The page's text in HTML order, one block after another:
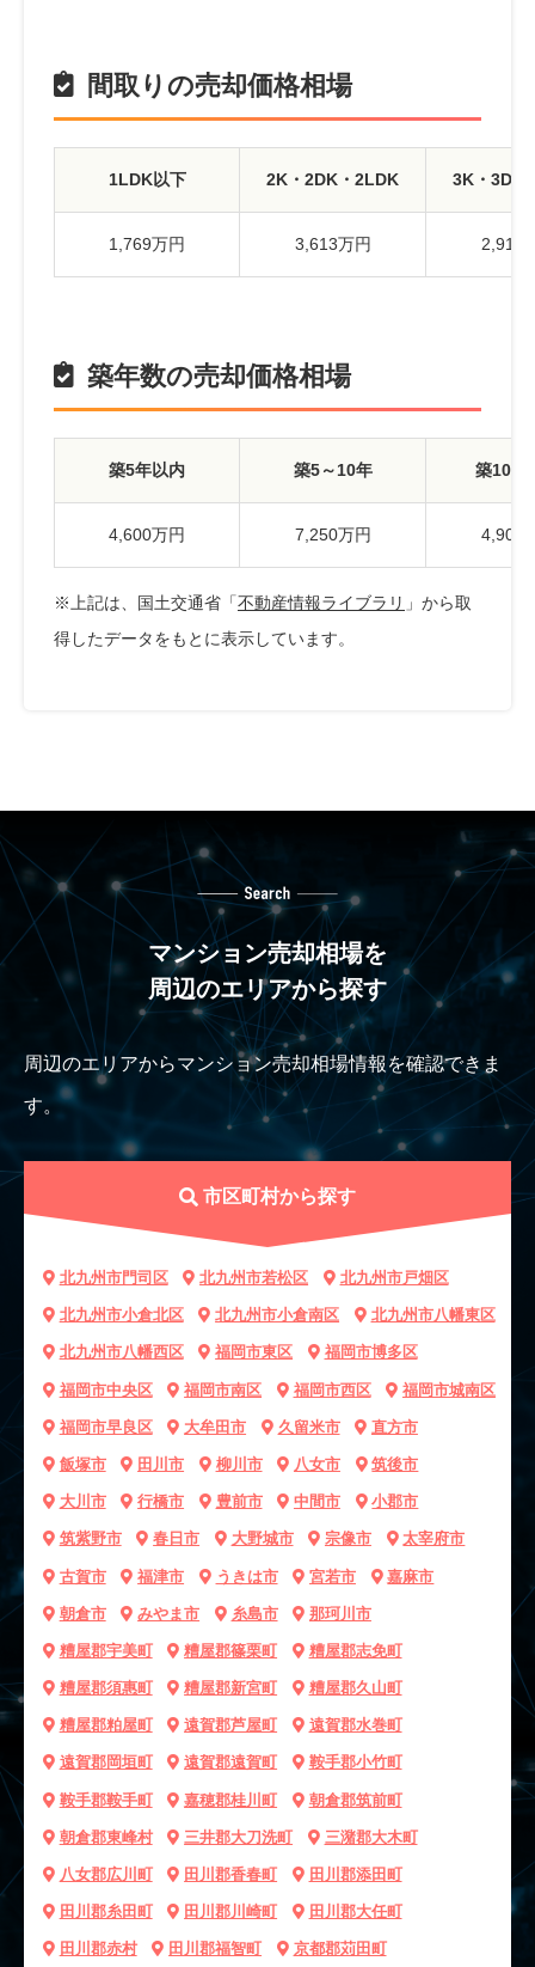
間取りの売却価格相場
1LDK以下 2K・2DK・2LDK 3K・3DK
1,769万円 3,613万円 2,919
築年数の売却価格相場
築5年以内 築5～10年 築10～
4,600万円 7,250万円 4,900
※上記は、国土交通省「不動産情報ライブラリ 」から取
得したデータをもとに表示しています。
マンション売却相場を
周辺のエリアから探す
周辺のエリアからマンション売却相場情報を確認できま
す。
市区町村から探す
北九州市門司区 北九州市若松区 北九州市戸畑区
北九州市小倉北区 北九州市小倉南区 北九州市八幡東区
北九州市八幡西区 福岡市東区 福岡市博多区
福岡市中央区 福岡市南区 福岡市西区 福岡市城南区
福岡市早良区 大牟田市 久留米市 直方市
飯塚市 田川市 柳川市 八女市 筑後市
大川市 行橋市 豊前市 中間市 小郡市
筑紫野市 春日市 大野城市 宗像市 太宰府市
古賀市 福津市 うきは市 宮若市 嘉麻市
朝倉市 みやま市 糸島市 那珂川市
糟屋郡宇美町 糟屋郡篠栗町 糟屋郡志免町
糟屋郡須惠町 糟屋郡新宮町 糟屋郡久山町
糟屋郡粕屋町 遠賀郡芦屋町 遠賀郡水巻町
遠賀郡岡垣町 遠賀郡遠賀町 鞍手郡小竹町
鞍手郡鞍手町 嘉穂郡桂川町 朝倉郡筑前町
朝倉郡東峰村 三井郡大刀洗町 三潴郡大木町
八女郡広川町 田川郡香春町 田川郡添田町
田川郡糸田町 田川郡川崎町 田川郡大任町
田川郡赤村 田川郡福智町 京都郡苅田町